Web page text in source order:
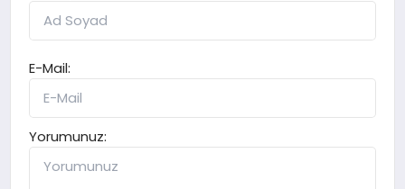
E-Mail:
Yorumunuz: